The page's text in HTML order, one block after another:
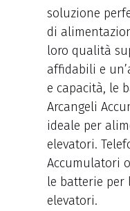
soluzione
di
loro qualità
affidabili e
e capacità, le
Arcangeli
ideale per
elevatori.
Accumulatori
le batterie
elevatori.